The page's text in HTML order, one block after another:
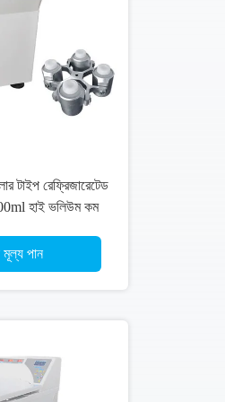
বিস্তৃত রটার ফ্লোর স্ট্যান্ডিং সেন্ট্রিফিউজ,
উচ্চ ক্ষমতার সেন্ট্রিফিউজ, 4000ml